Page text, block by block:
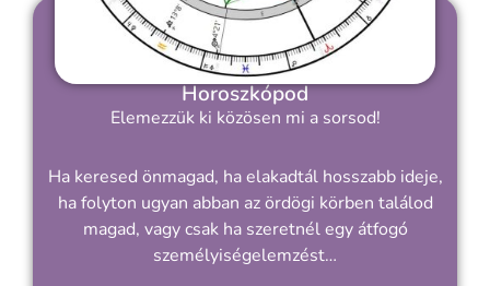
Horoszkópod
Elemezzük ki közösen mi a sorsod!
Ha keresed önmagad, ha elakadtál hosszabb ideje,
ha folyton ugyan abban az ördögi körben találod
magad, vagy csak ha szeretnél egy átfogó
személyiségelemzést…